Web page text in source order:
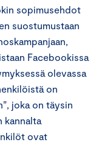
sopimusehdot
suostumustaan
Facebookissa
olevassa
on
joka on täysin
kannalta
ovat